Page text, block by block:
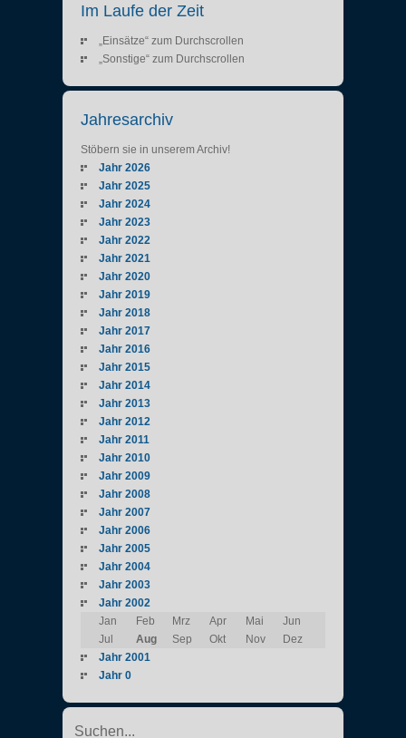
Im Laufe der Zeit
„Einsätze“ zum Durchscrollen
„Sonstige“ zum Durchscrollen
Jahresarchiv
Stöbern sie in unserem Archiv!
Jahr 2026
Jahr 2025
Jahr 2024
Jahr 2023
Jahr 2022
Jahr 2021
Jahr 2020
Jahr 2019
Jahr 2018
Jahr 2017
Jahr 2016
Jahr 2015
Jahr 2014
Jahr 2013
Jahr 2012
Jahr 2011
Jahr 2010
Jahr 2009
Jahr 2008
Jahr 2007
Jahr 2006
Jahr 2005
Jahr 2004
Jahr 2003
Jahr 2002
Jan
Feb Mrz Apr Mai
Jun
Jul
Aug Sep Okt Nov
Dez
Jahr 2001
Jahr 0